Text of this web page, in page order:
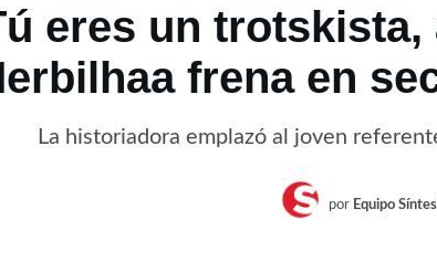
eres un
frena en
La historiadora emplazó al joven
por Equipo